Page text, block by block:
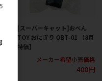
[スーパーキャット]おべん
TOY おにぎり OBT-01 【8月
特価】
メーカー希望小売価格
400円